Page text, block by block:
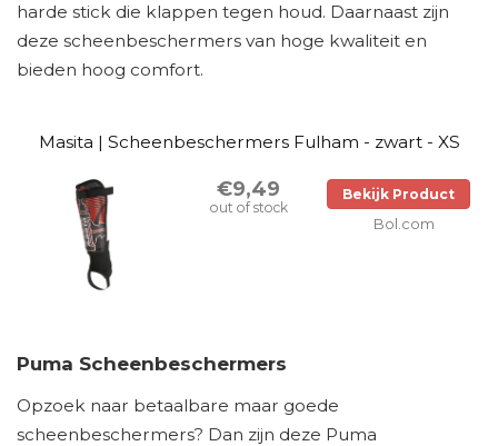
harde stick die klappen tegen houd. Daarnaast zijn
deze scheenbeschermers van hoge kwaliteit en
bieden hoog comfort.
Masita | Scheenbeschermers Fulham - zwart - XS
€9,49
out of stock
Bekijk Product
Bol.com
Puma Scheenbeschermers
Opzoek naar betaalbare maar goede
scheenbeschermers? Dan zijn deze Puma